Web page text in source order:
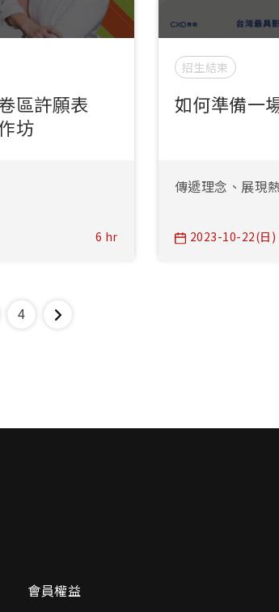
區許願表
坊
6 hr
招生結束
如何準備一
傳遞理念、展現
2023-10-22(日)
4
會員權益